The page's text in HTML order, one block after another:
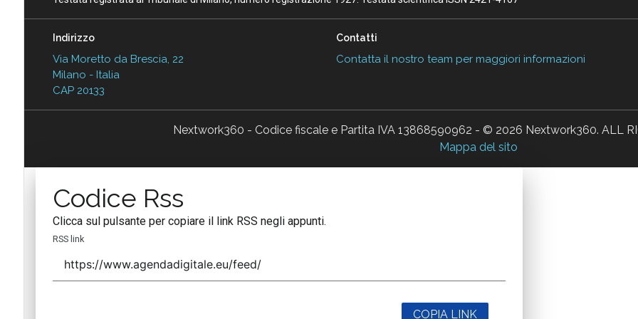
Indirizzo
Via Moretto da Brescia, 22
Milano - Italia
CAP 20133
Contatti
Contatta il nostro team per maggiori informazioni
Nextwork360 - Codice fiscale e Partita IVA 13868590962 - © 2026 Nextwork360. ALL
Mappa del sito
Codice Rss
Clicca sul pulsante per copiare il link RSS negli appunti.
RSS link
COPIA LINK